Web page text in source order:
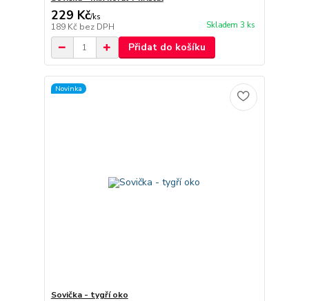
229 Kč/ks
189 Kč bez DPH Skladem 3 ks
Přidat do košíku
Novinka
Sovička - tygří oko